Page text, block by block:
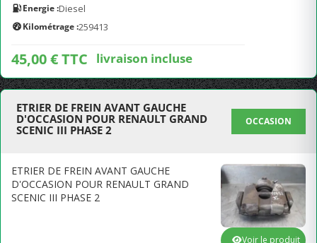
Energie :Diesel
Kilométrage :259413
45,00 € TTC livraison incluse
ETRIER DE FREIN AVANT GAUCHE
D'OCCASION POUR RENAULT GRAND
SCENIC III PHASE 2
OCCASION
ETRIER DE FREIN AVANT GAUCHE
D'OCCASION POUR RENAULT GRAND
SCENIC III PHASE 2
Voir le produit